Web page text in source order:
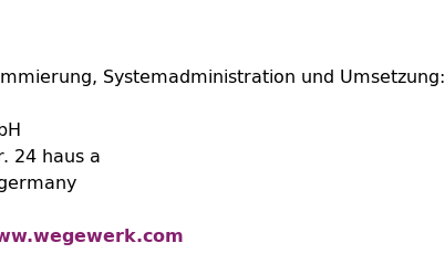
Systemadministration und Umsetzung:
24 haus a